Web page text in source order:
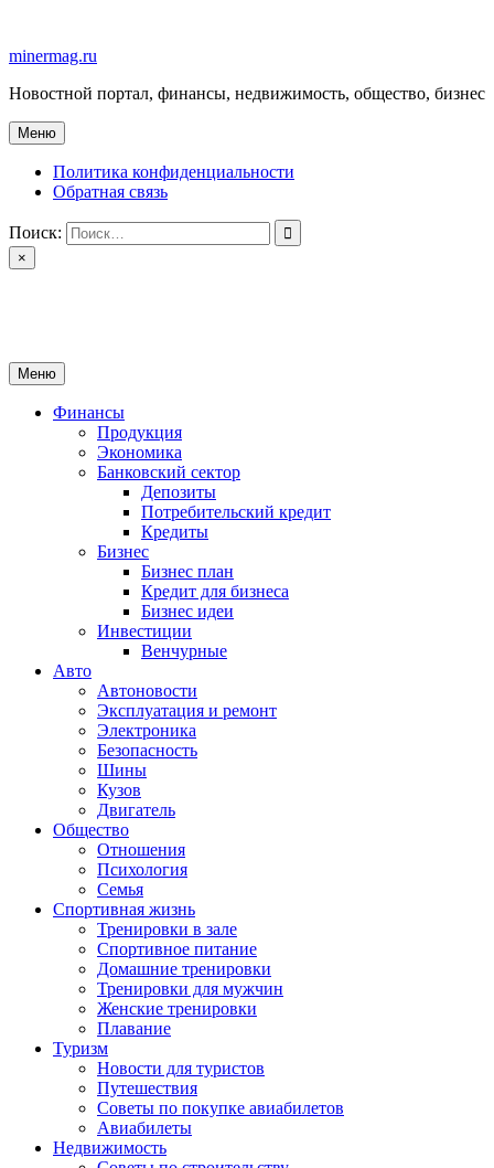
содержимому
minermag.ru
Новостной портал, финансы, недвижимость, общество, бизнес
Меню
Политика конфиденциальности
Обратная связь
Поиск:
×
Меню
Финансы
Продукция
Экономика
Банковский сектор
Депозиты
Потребительский кредит
Кредиты
Бизнес
Бизнес план
Кредит для бизнеса
Бизнес идеи
Инвестиции
Венчурные
Авто
Автоновости
Эксплуатация и ремонт
Электроника
Безопасность
Шины
Кузов
Двигатель
Общество
Отношения
Психология
Семья
Спортивная жизнь
Тренировки в зале
Спортивное питание
Домашние тренировки
Тренировки для мужчин
Женские тренировки
Плавание
Туризм
Новости для туристов
Путешествия
Советы по покупке авиабилетов
Авиабилеты
Недвижимость